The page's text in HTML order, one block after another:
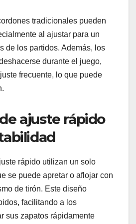
tradicionales pueden
al ajustar para un
de los partidos. Además, los
durante el juego,
frecuente, lo que puede
ajuste rápido
rápido utilizan un solo
se puede apretar o aflojar con
de tirón. Este diseño
facilitando a los
sus zapatos rápidamente